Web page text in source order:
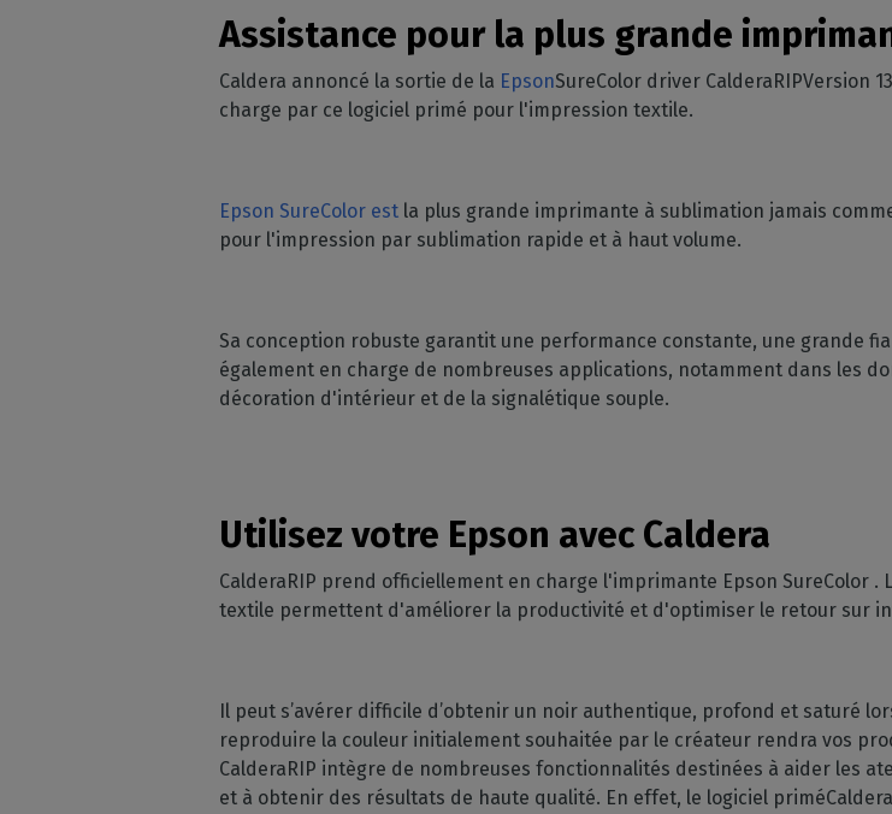
Modules CalderaRIP
Découvrez les modules
CalderaRIP et leurs nombreux
CalderaConnect
Votre solution d'API REST
Logiciel RIP pour l'impression
Caldera Direct-to-
CalderaDock
Gérez vos solutions Caldera
SOLUTIONS MATÉRIELLES
Spectrophotomètres
Mesurez vos couleurs
Décoration intérieure
Impression
Découpe
OS compatibles
supportés
Vérifiez la compatibilité de
Assistance pour la plus grande
Caldera annoncé la sortie de la EpsonSureColor driver CalderaRIPVersion
charge par ce logiciel primé pour l'impression textile.
Epson SureColor est la plus grande imprimante à sublimation jamais
pour l'impression par sublimation rapide et à haut volume.
Sa conception robuste garantit une performance constante, une grande
également en charge de nombreuses applications, notamment dans les
décoration d'intérieur et de la signalétique souple.
Utilisez votre Epson avec Caldera
CalderaRIP prend officiellement en charge l'imprimante Epson SureColor
textile permettent d'améliorer la productivité et d'optimiser le retour sur
Il peut s’avérer difficile d’obtenir un noir authentique, profond et saturé
reproduire la couleur initialement souhaitée par le créateur rendra vos
CalderaRIP intègre de nombreuses fonctionnalités destinées à aider les
et à obtenir des résultats de haute qualité. En effet, le logiciel